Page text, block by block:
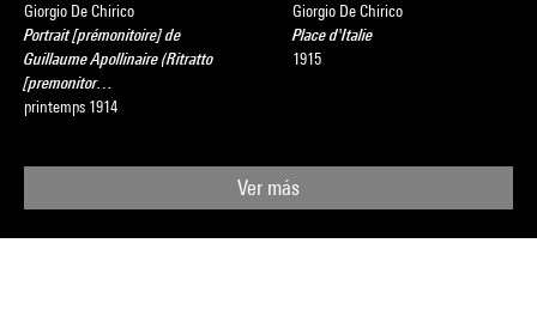
Giorgio De Chirico
Portrait [prémonitoire] de
Guillaume Apollinaire (Ritratto
[premonitor…
printemps 1914
Giorgio De Chirico
Place d'Italie
1915
Ver más